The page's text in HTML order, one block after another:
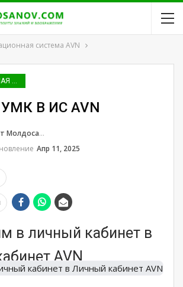
система AVN
ИНФОРМАЦИОННАЯ СИСТЕМА AVN
УМК В ИС AVN
Апр 11, 2025
в личный кабинет в
AVN